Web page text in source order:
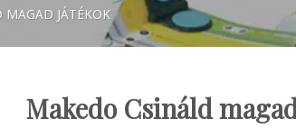
MAGAD JÁTÉKOK
Makedo Csináld